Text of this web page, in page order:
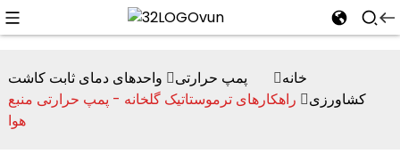
خانه پمپ حرارتی
واحدهای دمای ثابت کاشت
کشاورزی
راهکارهای ترموستاتیک گلخانه - پمپ حرارتی منبع
هوا